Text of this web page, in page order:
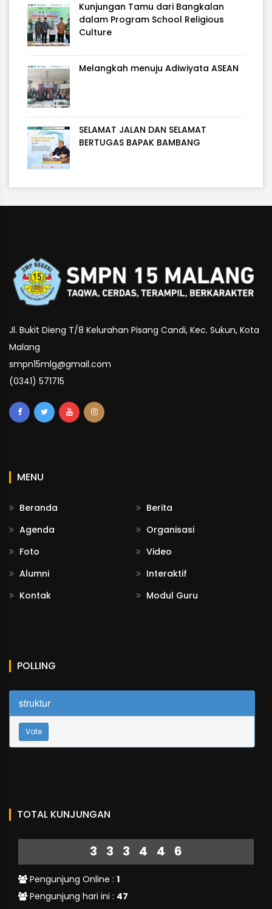
Kunjungan Tamu dari Bangkalan
dalam Program School Religious
Culture
Melangkah menuju Adiwiyata ASEAN
SELAMAT JALAN DAN SELAMAT
BERTUGAS BAPAK BAMBANG
Jl. Bukit Dieng T/8 Kelurahan Pisang Candi, Kec. Sukun, Kota
Malang
smpn15mlg@gmail.com
(0341) 571715
MENU
Beranda
Berita
Agenda
Organisasi
Foto
Video
Alumni
Interaktif
Kontak
Modul Guru
POLLING
struktur
Vote
TOTAL KUNJUNGAN
333446
Pengunjung Online : 1
Pengunjung hari ini : 47